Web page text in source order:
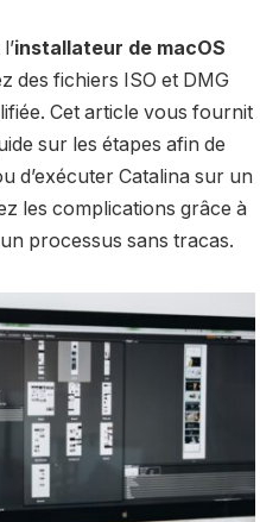
installateur de macOS
des fichiers ISO et DMG
Cet article vous fournit
sur les étapes afin de
d’exécuter Catalina sur un
les complications grâce à
processus sans tracas.